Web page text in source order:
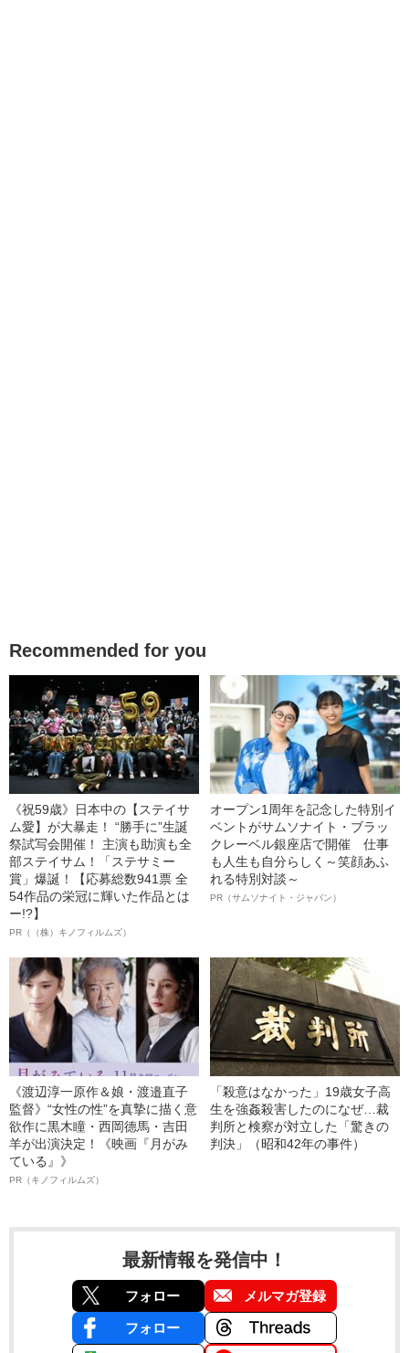
Recommended for you
《祝59歳》日本中の【ステイサ
ム愛】が大暴走！ “勝手に”生誕
祭試写会開催！ 主演も助演も全
部ステイサム！「ステサミー
賞」爆誕！【応募総数941票 全
54作品の栄冠に輝いた作品とは
ー!?】
PR（（株）キノフィルムズ）
オープン1周年を記念した特別イ
ベントがサムソナイト・ブラッ
クレーベル銀座店で開催 仕事
も人生も自分らしく～笑顔あふ
れる特別対談～
PR（サムソナイト・ジャパン）
《渡辺淳一原作＆娘・渡邉直子
監督》“女性の性”を真摯に描く意
欲作に黒木瞳・西岡德馬・吉田
羊が出演決定！《映画『月がみ
ている』》
PR（キノフィルムズ）
「殺意はなかった」19歳女子高
生を強姦殺害したのになぜ…裁
判所と検察が対立した「驚きの
判決」（昭和42年の事件）
最新情報を発信中！
フォロー メルマガ登録
フォロー